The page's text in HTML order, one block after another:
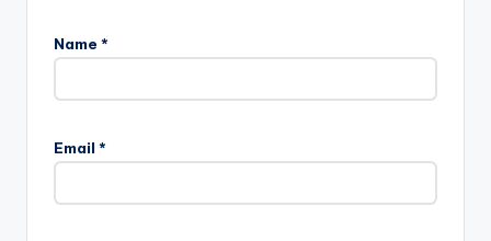
Name *
Email *